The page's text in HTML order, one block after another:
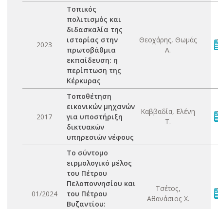
2023
Τοπικός
πολιτισμός και
διδασκαλία της
ιστορίας στην
πρωτοβάθμια
εκπαίδευση: η
περίπτωση της
Κέρκυρας
Θεοχάρης, Θωμάς
Α.
2017
Τοποθέτηση
εικονικών μηχανών
για υποστήριξη
δικτυακών
υπηρεσιών νέφους
Καββαδία, Ελένη
Τ.
01/2024
Το σύντομο
ειρμολογικό μέλος
του Πέτρου
Πελοποννησίου και
του Πέτρου
Βυζαντίου:
Τσέτος,
Αθανάσιος Χ.